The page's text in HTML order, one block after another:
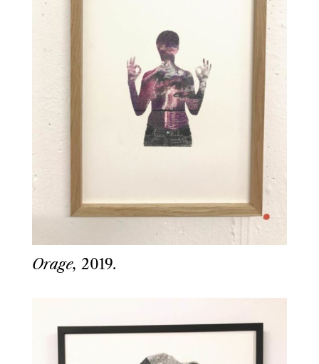
Orage, 2019.